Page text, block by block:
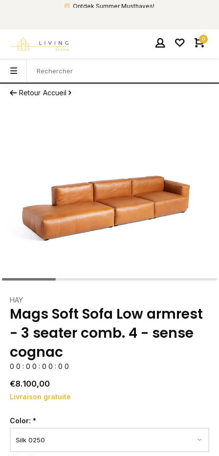
Ontdek Summer Musthaves!
0
Retour Accueil
HAY
Mags Soft Sofa Low armrest
- 3 seater comb. 4 - sense
cognac
0 0 : 0 0 : 0 0 : 0 0
€8.100,00
Livraison gratuite
Color: *